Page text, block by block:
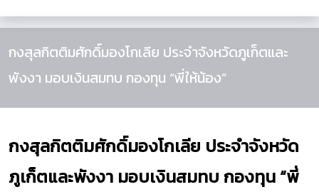
กงสุลกิตติมศักดิ์มองโกเลีย ประจำจังหวัดภูเก็ตและ
พังงา มอบเงินสมทบ กองทุน “พี่ให้น้อง”
กงสุลกิตติมศักดิ์มองโกเลีย ประจำจังหวัด
ภูเก็ตและพังงา มอบเงินสมทบ กองทุน “พี่